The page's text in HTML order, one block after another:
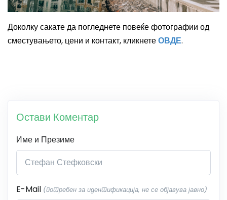
Доколку сакате да погледнете повеќе фотографии од
сместувањето, цени и контакт, кликнетеОВДЕ.
Остави Коментар
Име и Презиме
E-Mail (потребен за идентификација, не се објавува јавно)